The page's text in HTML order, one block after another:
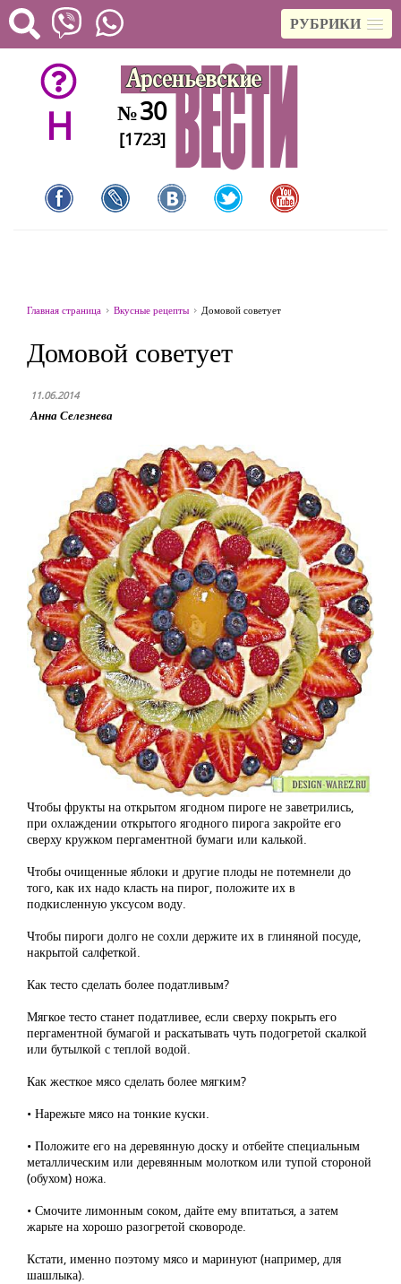
РУБРИКИ
H №30
[1723]
Главная страница Вкусные рецепты Домовой советует
Домовой советует
11.06.2014
Анна Селезнева
Чтобы фрукты на открытом ягодном пироге не заветрились,
при охлаждении открытого ягодного пирога закройте его
сверху кружком пергаментной бумаги или калькой.
Чтобы очищенные яблоки и другие плоды не потемнели до
того, как их надо класть на пирог, положите их в
подкисленную уксусом воду.
Чтобы пироги долго не сохли держите их в глиняной посуде,
накрытой салфеткой.
Как тесто сделать более податливым?
Мягкое тесто станет податливее, если сверху покрыть его
пергаментной бумагой и раскатывать чуть подогретой скалкой
или бутылкой с теплой водой.
Как жесткое мясо сделать более мягким?
• Нарежьте мясо на тонкие куски.
• Положите его на деревянную доску и отбейте специальным
металлическим или деревянным молотком или тупой стороной
(обухом) ножа.
• Смочите лимонным соком, дайте ему впитаться, а затем
жарьте на хорошо разогретой сковороде.
Кстати, именно поэтому мясо и маринуют (например, для
шашлыка).